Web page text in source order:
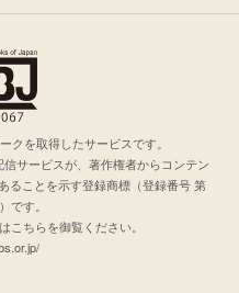
クを取得したサービスです。
サービスが、著作権者からコンテン
ることを示す登録商標（登録番号 第
です。
こちらを御覧ください。